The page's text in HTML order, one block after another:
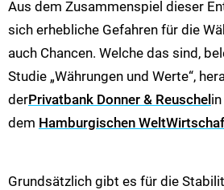
Aus dem Zusammenspiel dieser
sich erhebliche Gefahren für die
auch Chancen. Welche das sind,
Studie „Währungen und Werte“,
derPrivatbank Donner & Reuschel
dem Hamburgischen
Grundsätzlich gibt es für die